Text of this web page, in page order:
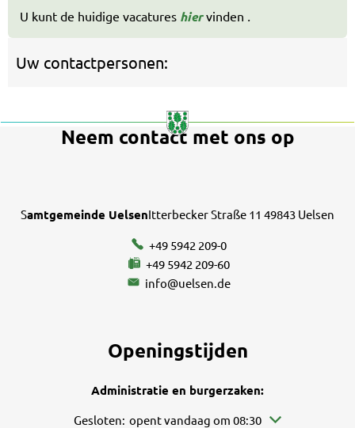
U kunt de huidige vacatures hiervinden .
Uw contactpersonen:
Neem contact met ons op
Samtgemeinde UelsenItterbecker Straße 11 49843 Uelsen
+49 5942 209-0
+49 5942 209-60
info@uelsen.de
Openingstijden
Administratie en burgerzaken:
Klik om andere openings- of sluitingstijden te
Gesloten: opent vandaag om 08:30